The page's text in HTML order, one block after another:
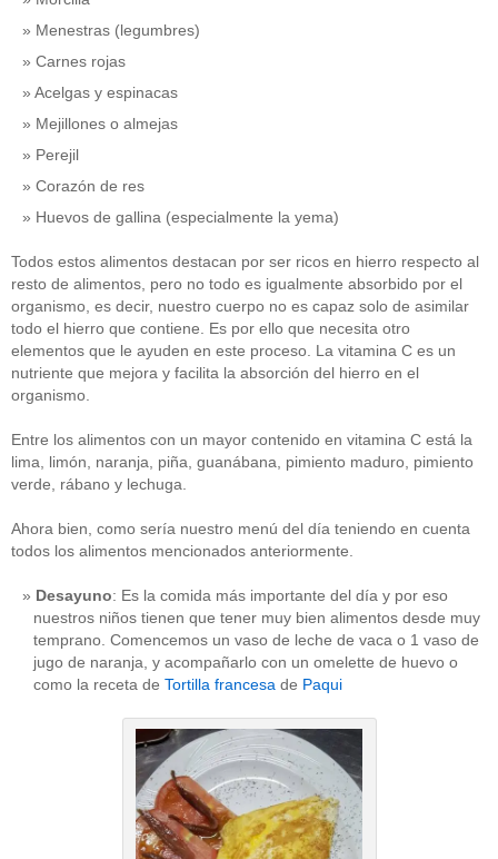
Menestras (legumbres)
Carnes rojas
Acelgas y espinacas
Mejillones o almejas
Perejil
Corazón de res
Huevos de gallina (especialmente la yema)
Todos estos alimentos destacan por ser ricos en hierro respecto al
resto de alimentos, pero no todo es igualmente absorbido por el
organismo, es decir, nuestro cuerpo no es capaz solo de asimilar
todo el hierro que contiene. Es por ello que necesita otro
elementos que le ayuden en este proceso. La vitamina C es un
nutriente que mejora y facilita la absorción del hierro en el
organismo.
Entre los alimentos con un mayor contenido en vitamina C está la
lima, limón, naranja, piña, guanábana, pimiento maduro, pimiento
verde, rábano y lechuga.
Ahora bien, como sería nuestro menú del día teniendo en cuenta
todos los alimentos mencionados anteriormente.
Desayuno: Es la comida más importante del día y por eso
nuestros niños tienen que tener muy bien alimentos desde muy
temprano. Comencemos un vaso de leche de vaca o 1 vaso de
jugo de naranja, y acompañarlo con un omelette de huevo o
como la receta de Tortilla francesa de Paqui